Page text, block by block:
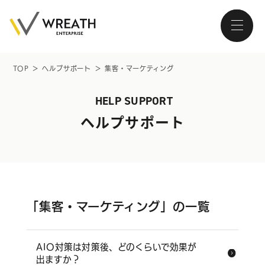
ホームページ制作会社
会社紹介
サービス
TOP ＞ ヘルプサポート ＞ 集客・マーケティング
HELP SUPPORT
ヘルプサポート
「集客・マーケティング」の一覧
AIO対策は対策後、どのくらいで効果が
出ますか？